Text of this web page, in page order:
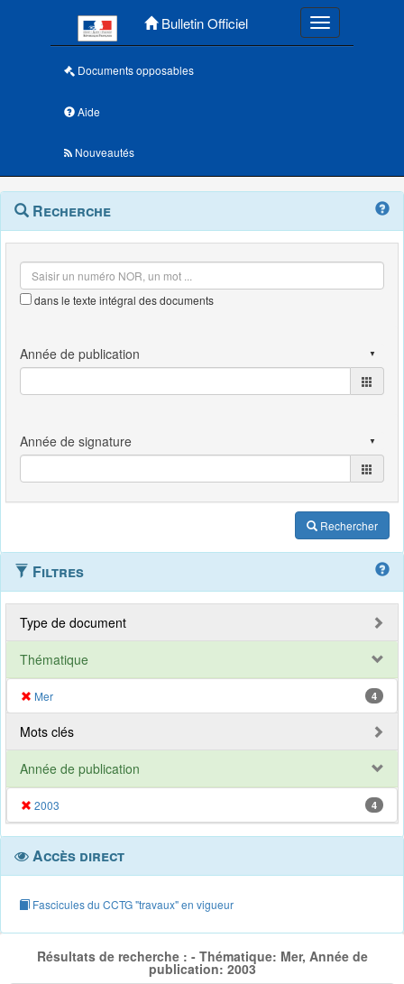
Bulletin Officiel Toggle
Documents opposables
Aide
Nouveautés
Navigation
outils
Menu
contextuel
Recherche
dans le texte intégral des documents
Rechercher
Filtres
Type de document
Thématique
Mer 4
Mots clés
Année de publication
2003 4
Accès direct
Fascicules du CCTG "travaux" en vigueur
Résultats de recherche : - Thématique: Mer, Année de
publication: 2003